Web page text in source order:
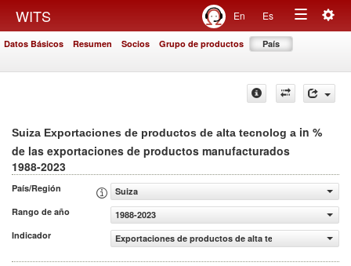
WITS En Es
Toggle
Datos Básicos Resumen Socios Grupo de productos País
Suiza Exportaciones de productos de alta tecnolog a in %
de las exportaciones de productos manufacturados
1988-2023
País/Región
Suiza
Rango de año
1988-2023
Indicador
Exportaciones de productos de alta tecnolog a (% de